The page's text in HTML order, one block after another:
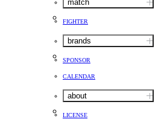
match
FIGHTER
brands
SPONSOR
CALENDAR
about
LICENSE